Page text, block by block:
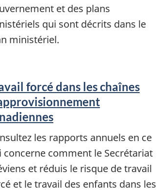
et des plans
qui sont décrits dans le
ministériel.
forcé dans les chaînes
les rapports annuels en ce
concerne comment le Secrétariat
et réduis le risque de travail
et le travail des enfants dans les